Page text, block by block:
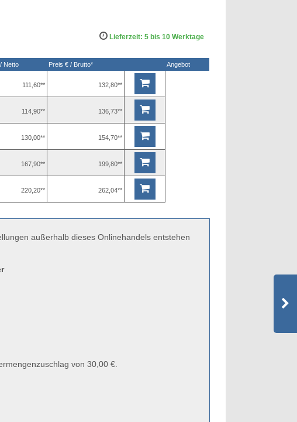
Lieferzeit: 5 bis 10 Werktage
Netto Preis € / Brutto* Angebot
111,60** 132,80**
114,90** 136,73**
130,00** 154,70**
167,90** 199,80**
220,20** 262,04**
außerhalb dieses Onlinehandels entstehen
von 30,00 €.